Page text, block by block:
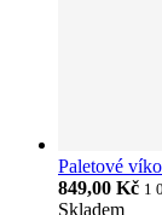
Paletové
849,00 Kč 1
Skladem